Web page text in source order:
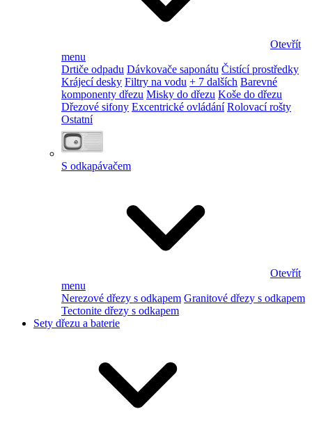
Otevřít
menu
Drtiče odpadu Dávkovače saponátu Čistící prostředky
Krájecí desky Filtry na vodu + 7 dalších Barevné
komponenty dřezu Misky do dřezu Koše do dřezu
Dřezové sifony Excentrické ovládání Rolovací rošty
Ostatní
S odkapávačem
Otevřít
menu
Nerezové dřezy s odkapem Granitové dřezy s odkapem
Tectonite dřezy s odkapem
Sety dřezu a baterie